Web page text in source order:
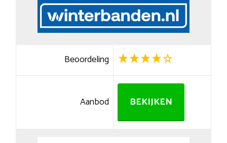
Beoordeling
Aanbod BEKIJKEN